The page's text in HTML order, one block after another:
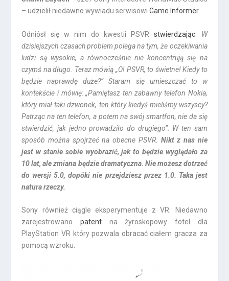
– udzielił niedawno wywiadu serwisowiGame Informer.
Odniósł się w nim do kwestii PSVR stwierdzając: W
dzisiejszych czasach problem polega na tym, że oczekiwania
ludzi są wysokie, a równocześnie nie koncentrują się na
czymś na długo. Teraz mówią „O! PSVR, to świetne! Kiedy to
będzie naprawdę duże?” Staram się umieszczać to w
kontekście i mówię: „Pamiętasz ten zabawny telefon Nokia,
który miał taki dzwonek, ten który kiedyś mieliśmy wszyscy?
Patrząc na ten telefon, a potem na swój smartfon, nie da się
stwierdzić, jak jedno prowadziło do drugiego”. W ten sam
sposób można spojrzeć na obecne PSVR. Nikt z nas nie
jest w stanie sobie wyobrazić, jak to będzie wyglądało za
10 lat, ale zmiana będzie dramatyczna. Nie możesz dotrzeć
do wersji 5.0, dopóki nie przejdziesz przez 1.0. Taka jest
natura rzeczy.
Sony również ciągle eksperymentuje z VR. Niedawno
zarejestrowanopatent na żyroskopowy fotel dla
PlayStation VR który pozwala obracać ciałem gracza za
pomocą wzroku.